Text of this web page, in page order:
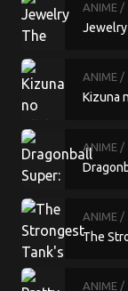
ANIME /
Jewelry
ANIME /
Kizuna
ANIME /
ANIME /
The
ANIME /